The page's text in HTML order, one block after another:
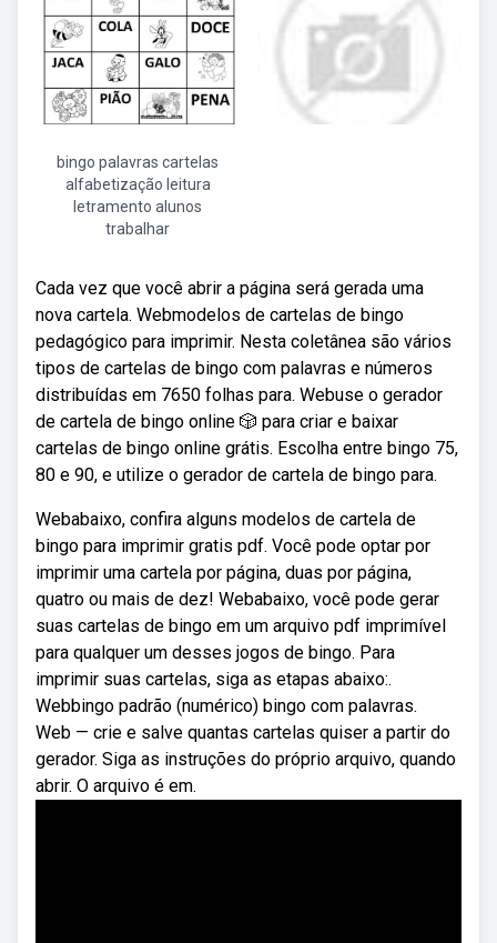
bingo palavras cartelas
alfabetização leitura
letramento alunos
trabalhar
Cada vez que você abrir a página será gerada uma
nova cartela. Webmodelos de cartelas de bingo
pedagógico para imprimir. Nesta coletânea são vários
tipos de cartelas de bingo com palavras e números
distribuídas em 7650 folhas para. Webuse o gerador
de cartela de bingo online 🎲 para criar e baixar
cartelas de bingo online grátis. Escolha entre bingo 75,
80 e 90, e utilize o gerador de cartela de bingo para.
Webabaixo, confira alguns modelos de cartela de
bingo para imprimir gratis pdf. Você pode optar por
imprimir uma cartela por página, duas por página,
quatro ou mais de dez! Webabaixo, você pode gerar
suas cartelas de bingo em um arquivo pdf imprimível
para qualquer um desses jogos de bingo. Para
imprimir suas cartelas, siga as etapas abaixo:.
Webbingo padrão (numérico) bingo com palavras.
Web — crie e salve quantas cartelas quiser a partir do
gerador. Siga as instruções do próprio arquivo, quando
abrir. O arquivo é em.